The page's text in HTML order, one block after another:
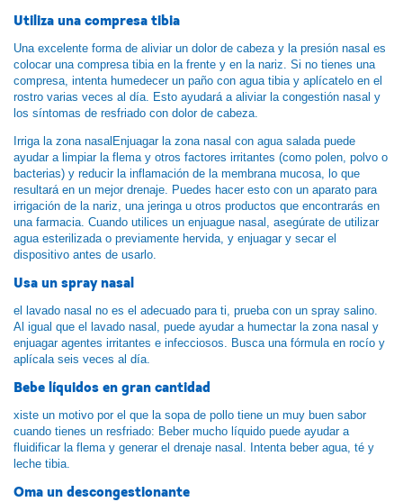
Utiliza una compresa tibia
Una excelente forma de aliviar un dolor de cabeza y la presión nasal es
colocar una compresa tibia en la frente y en la nariz. Si no tienes una
compresa, intenta humedecer un paño con agua tibia y aplícatelo en el
rostro varias veces al día. Esto ayudará a aliviar la congestión nasal y
los síntomas de resfriado con dolor de cabeza.
Irriga la zona nasalEnjuagar la zona nasal con agua salada puede
ayudar a limpiar la flema y otros factores irritantes (como polen, polvo o
bacterias) y reducir la inflamación de la membrana mucosa, lo que
resultará en un mejor drenaje. Puedes hacer esto con un aparato para
irrigación de la nariz, una jeringa u otros productos que encontrarás en
una farmacia. Cuando utilices un enjuague nasal, asegúrate de utilizar
agua esterilizada o previamente hervida, y enjuagar y secar el
dispositivo antes de usarlo.
Usa un spray nasal
el lavado nasal no es el adecuado para ti, prueba con un spray salino.
Al igual que el lavado nasal, puede ayudar a humectar la zona nasal y
enjuagar agentes irritantes e infecciosos. Busca una fórmula en rocío y
aplícala seis veces al día.
Bebe líquidos en gran cantidad
xiste un motivo por el que la sopa de pollo tiene un muy buen sabor
cuando tienes un resfriado: Beber mucho líquido puede ayudar a
fluidificar la flema y generar el drenaje nasal. Intenta beber agua, té y
leche tibia.
Oma un descongestionante